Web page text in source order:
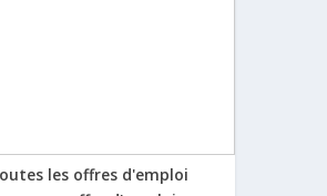
les offres d'emploi